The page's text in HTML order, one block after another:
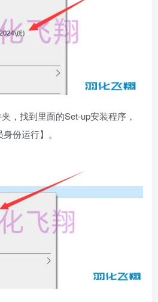
，找到里面的Set-up安装程序，
份运行】。